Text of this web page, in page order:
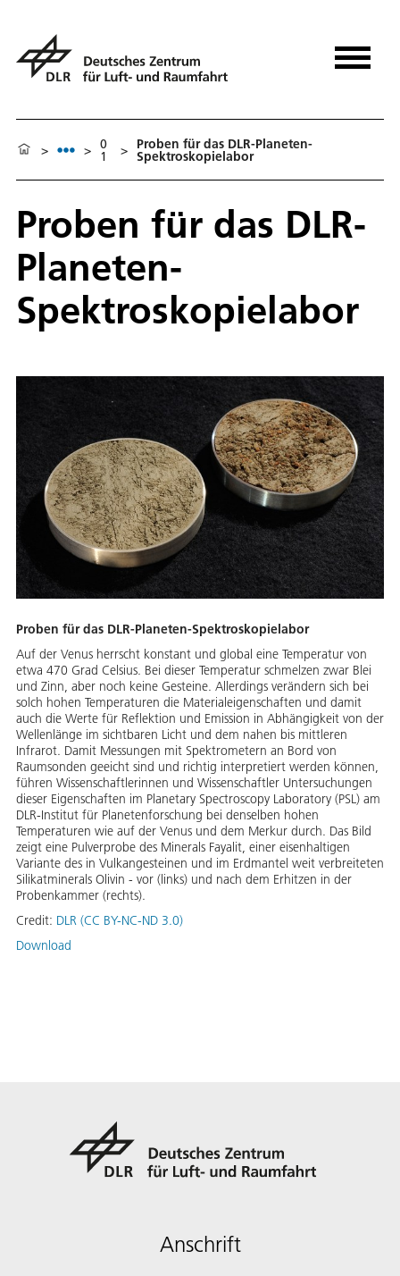
> > 0
1 > Proben für das DLR-Planeten-
Spektroskopielabor
Proben für das DLR-
Planeten-
Spektroskopielabor
Proben für das DLR-Planeten-Spektroskopielabor
Auf der Venus herrscht konstant und global eine Temperatur von
etwa 470 Grad Celsius. Bei dieser Temperatur schmelzen zwar Blei
und Zinn, aber noch keine Gesteine. Allerdings verändern sich bei
solch hohen Temperaturen die Materialeigenschaften und damit
auch die Werte für Reflektion und Emission in Abhängigkeit von der
Wellenlänge im sichtbaren Licht und dem nahen bis mittleren
Infrarot. Damit Messungen mit Spektrometern an Bord von
Raumsonden geeicht sind und richtig interpretiert werden können,
führen Wissenschaftlerinnen und Wissenschaftler Untersuchungen
dieser Eigenschaften im Planetary Spectroscopy Laboratory (PSL) am
DLR-Institut für Planetenforschung bei denselben hohen
Temperaturen wie auf der Venus und dem Merkur durch. Das Bild
zeigt eine Pulverprobe des Minerals Fayalit, einer eisenhaltigen
Variante des in Vulkangesteinen und im Erdmantel weit verbreiteten
Silikatminerals Olivin - vor (links) und nach dem Erhitzen in der
Probenkammer (rechts).
Credit: DLR (CC BY-NC-ND 3.0)
Download
Anschrift